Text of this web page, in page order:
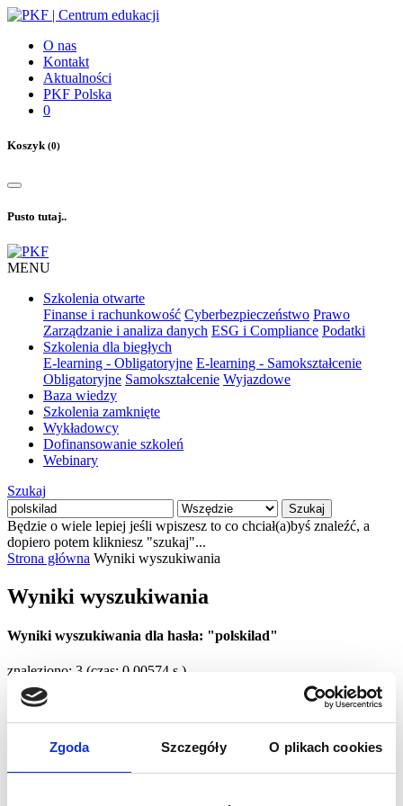
Zgoda Szczegóły O plikach cookies
O nas
Kontakt
Aktualności
PKF Polska
0
Koszyk(0)
Pusto tutaj..
MENU
Szkolenia otwarte
Finanse i rachunkowość Cyberbezpieczeństwo Prawo
Zarządzanie i analiza danych ESG i Compliance Podatki
Szkolenia dla biegłych
E-learning - Obligatoryjne E-learning - Samokształcenie
Obligatoryjne Samokształcenie Wyjazdowe
Baza wiedzy
Szkolenia zamknięte
Wykładowcy
Dofinansowanie szkoleń
Webinary
Szukaj
Szukaj
Będzie o wiele lepiej jeśli wpiszesz to co chciał(a)byś znaleźć, a
dopiero potem klikniesz "szukaj"...
Strona główna Wyniki wyszukiwania
Wyniki wyszukiwania
Wyniki wyszukiwania dla hasła: "polskilad"
znaleziono: 3 (czas: 0.00574 s.)
FILTRUJ